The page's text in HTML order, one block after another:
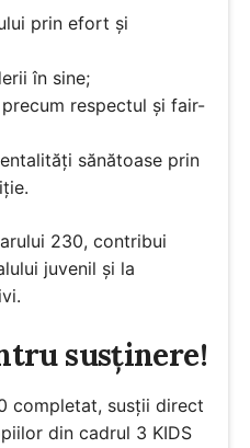
prin efort și
în sine;
respectul și fair-
sănătoase prin
230, contribui
juvenil și la
susținere!
completat, susții direct
din cadrul 3 KIDS